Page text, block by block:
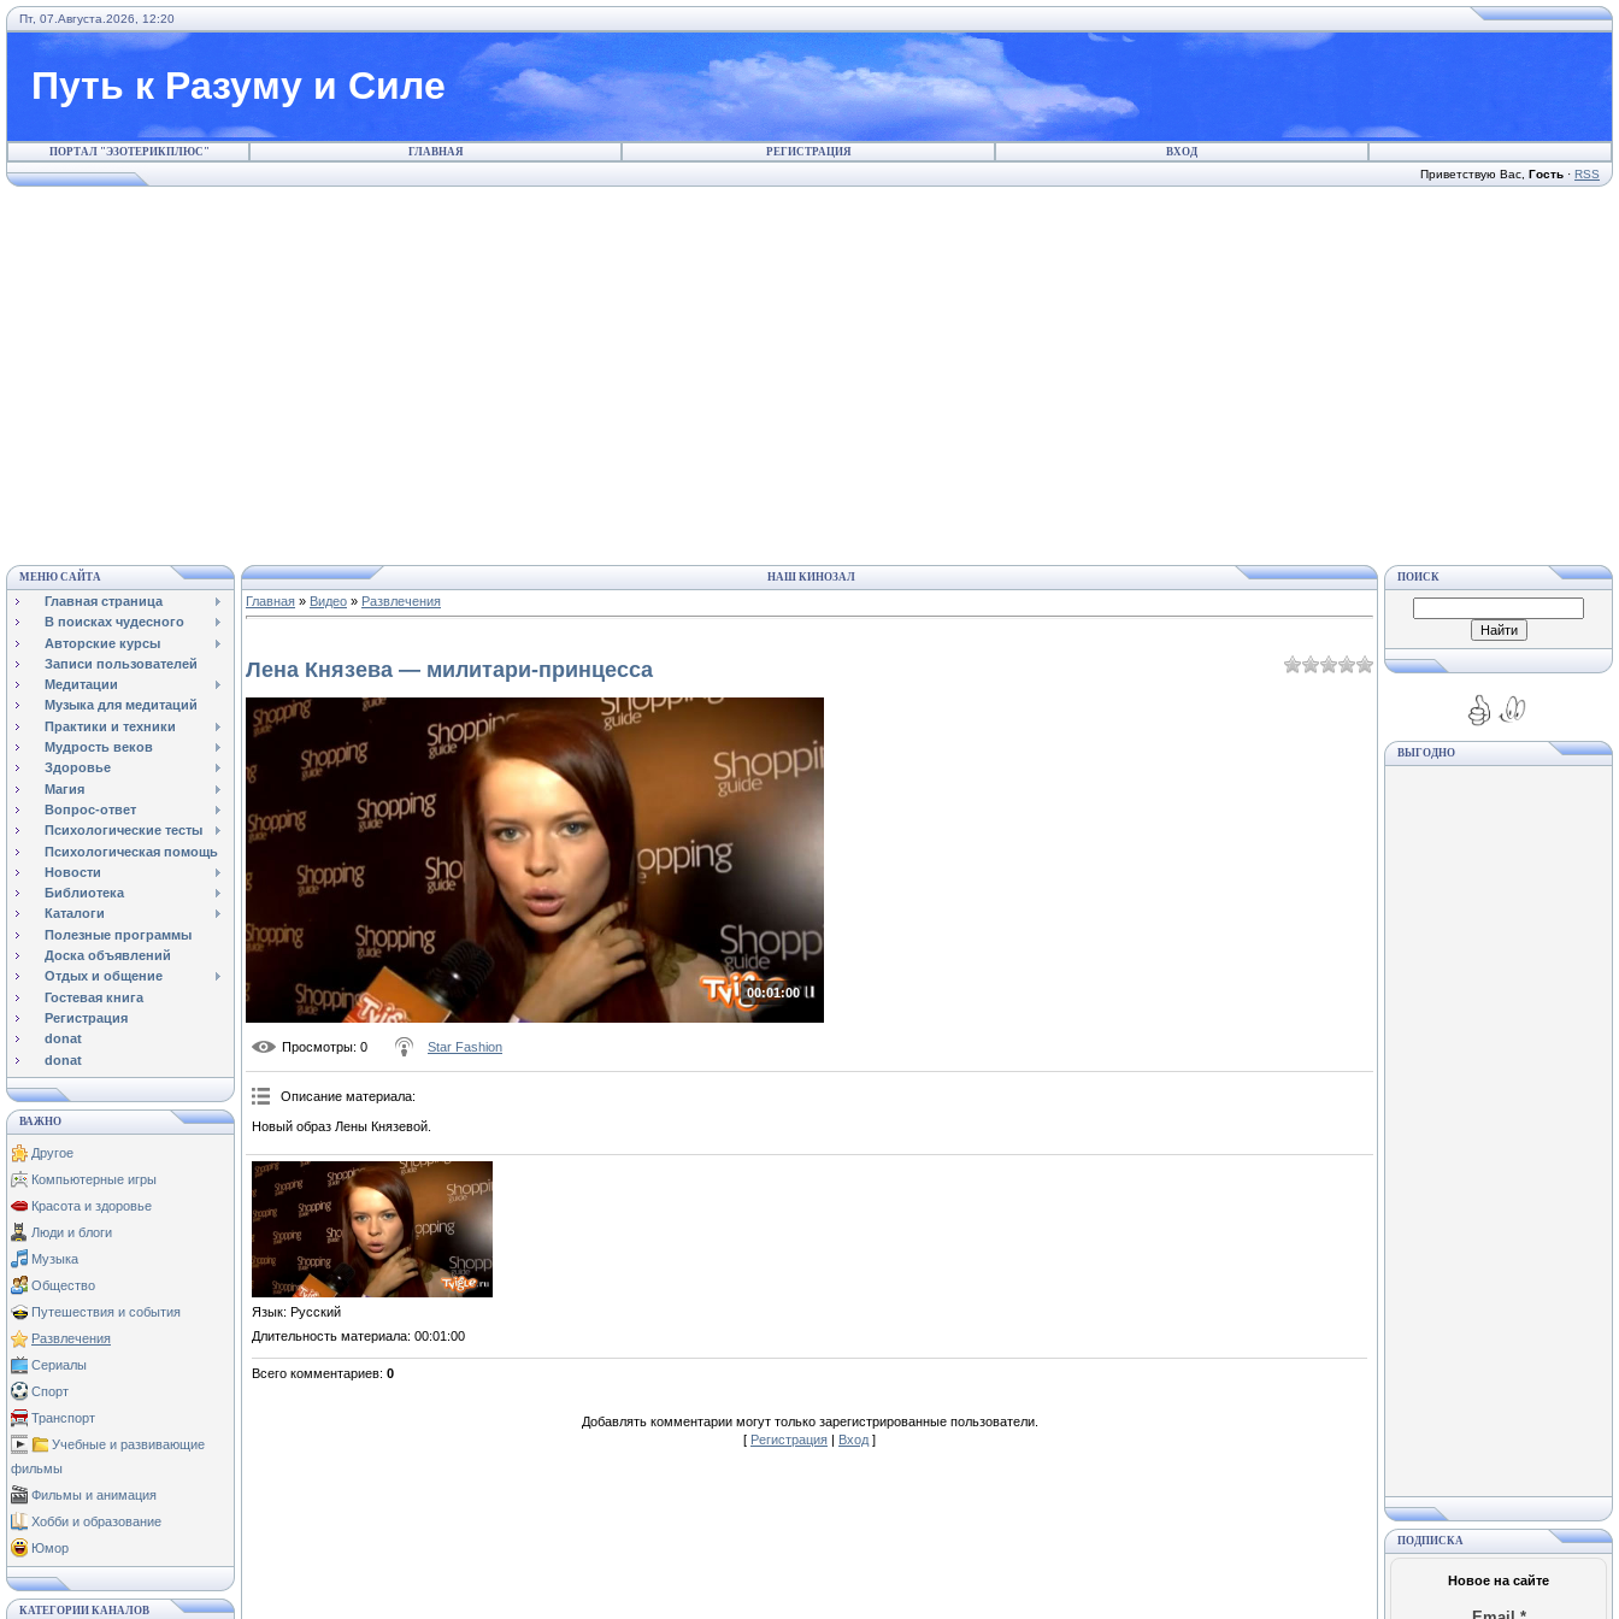
Пт, 07.Августа.2026, 12:20
Путь к Разуму и Силе
ПОРТАЛ "ЭЗОТЕРИКПЛЮС" ГЛАВНАЯ РЕГИСТРАЦИЯ ВХОД
Приветствую Вас Гость · RSS
МЕНЮ САЙТА
Главная страница
В поисках чудесного
Авторские курсы
Записи пользователей
Медитации
Музыка для медитаций
Практики и техники
Мудрость веков
Здоровье
Магия
Вопрос-ответ
Психологические тесты
Психологическая помощь
Новости
Библиотека
Каталоги
Полезные программы
Доска объявлений
Отдых и общение
Гостевая книга
Регистрация
donat
donat
ВАЖНО
Другое
Компьютерные игры
Красота и здоровье
Люди и блоги
Музыка
Общество
Путешествия и события
Развлечения
Сериалы
Спорт
Транспорт
Учебные и развивающие
фильмы
Фильмы и анимация
Хобби и образование
Юмор
КАТЕГОРИИ КАНАЛОВ
НАШ КИНОЗАЛ
Главная » Видео » Развлечения
Лена Князева — милитари-принцесса
00:01:00
Просмотры: 0 Star Fashion
Описание материала:
Новый образ Лены Князевой.
Язык: Русский
Длительность материала: 00:01:00
Всего комментариев: 0
Добавлять комментарии могут только зарегистрированные пользователи.
[ Регистрация | Вход ]
ПОИСК
ВЫГОДНО
ПОДПИСКА
Новое на сайте